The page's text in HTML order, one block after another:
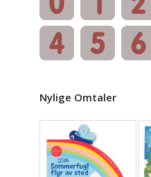
Nylige Omtaler